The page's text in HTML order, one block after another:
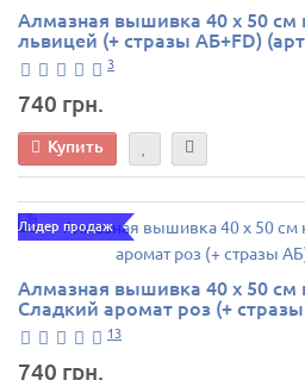
Алмазная вышивка 40 х 50 см
львицей (+ стразы АБ+FD)
3
740 грн.
Купить
Лидер продаж
Алмазная вышивка 40 х 50 см
Сладкий аромат роз (+
13
740 грн.